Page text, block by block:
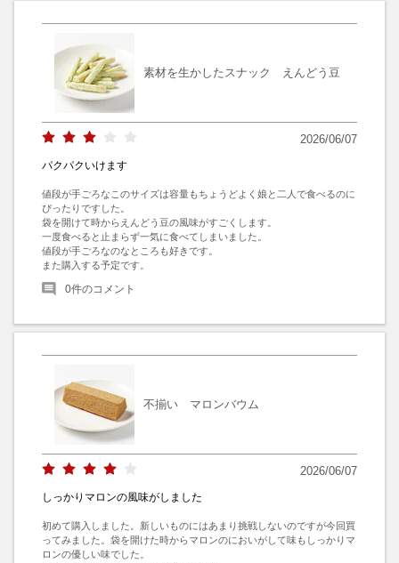
素材を生かしたスナック えんどう豆
2026/06/07
パクパクいけます
値段が手ごろなこのサイズは容量もちょうどよく娘と二人で食べるのに
ぴったりですした。
袋を開けて時からえんどう豆の風味がすごくします。
一度食べると止まらず一気に食べてしまいました。
値段が手ごろなのなところも好きです。
また購入する予定です。
0件のコメント
不揃い マロンバウム
2026/06/07
しっかりマロンの風味がしました
初めて購入しました。新しいものにはあまり挑戦しないのですが今回買
ってみました。袋を開けた時からマロンのにおいがして味もしっかりマ
ロンの優しい味でした。